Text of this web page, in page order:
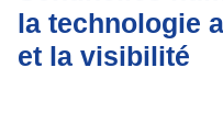
la technologie
et la visibilité